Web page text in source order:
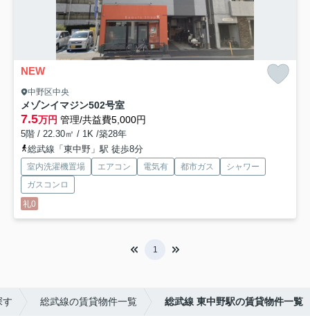
NEW
中野区中央
メゾンイマジン502号室
7.5万円 管理/共益費5,000円
5階 / 22.30㎡ / 1K /築28年
総武線「東中野」駅 徒歩8分
室内洗濯機置場 エアコン 電気有 都市ガス
シャワー
ガスコンロ
礼0
1
す 総武線の賃貸物件一覧 総武線 東中野駅の賃貸物件一覧